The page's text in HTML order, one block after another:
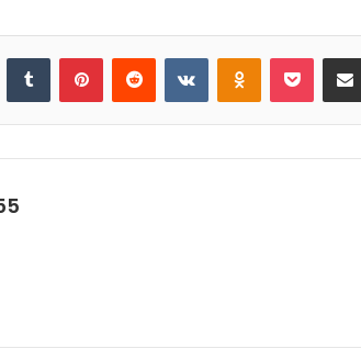
Tumblr PinterestReddit VKontakteOdnoklassniki
Pocket